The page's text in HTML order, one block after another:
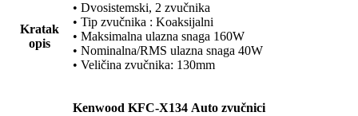
Kratak
opis
• Dvosistemski, 2 zvučnika
• Tip zvučnika : Koaksijalni
• Maksimalna ulazna snaga 160W
• Nominalna/RMS ulazna snaga 40W
• Veličina zvučnika: 130mm
Kenwood KFC-X134 Auto zvučnici